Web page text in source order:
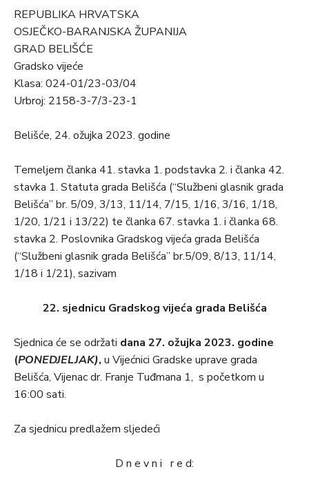
REPUBLIKA HRVATSKA
OSJEČKO-BARANJSKA ŽUPANIJA
GRAD BELIŠĆE
Gradsko vijeće
Klasa: 024-01/23-03/04
Urbroj: 2158-3-7/3-23-1
Belišće, 24. ožujka 2023. godine
Temeljem članka 41. stavka 1. podstavka 2. i članka 42.
stavka 1. Statuta grada Belišća (“Službeni glasnik grada
Belišća” br. 5/09, 3/13, 11/14, 7/15, 1/16, 3/16, 1/18,
1/20, 1/21 i 13/22) te članka 67. stavka 1. i članka 68.
stavka 2. Poslovnika Gradskog vijeća grada Belišća
(“Službeni glasnik grada Belišća” br.5/09, 8/13, 11/14,
1/18 i 1/21), sazivam
22. sjednicu Gradskog vijeća grada Belišća
Sjednica će se održati dana 27. ožujka 2023. godine
(PONEDJELJAK), u Vijećnici Gradske uprave grada
Belišća, Vijenac dr. Franje Tuđmana 1, s početkom u
16:00 sati.
Za sjednicu predlažem sljedeći
D n e v n i r e d: